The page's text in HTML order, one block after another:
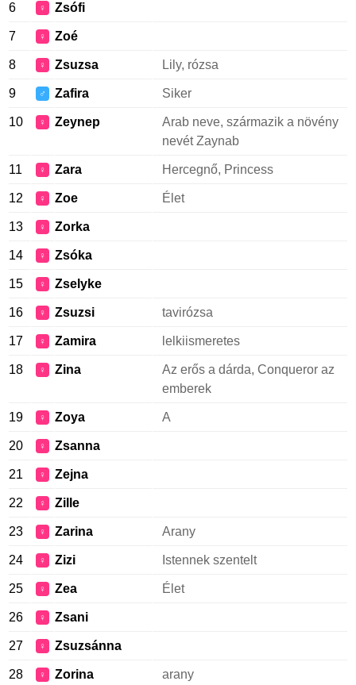
6 ♀ Zsófi
7 ♀ Zoé
8 ♀ Zsuzsa Lily, rózsa
9 ♂ Zafira Siker
10 ♀ Zeynep
Arab neve, származik a növény
nevét Zaynab
11 ♀ Zara Hercegnő, Princess
12 ♀ Zoe Élet
13 ♀ Zorka
14 ♀ Zsóka
15 ♀ Zselyke
16 ♀ Zsuzsi tavirózsa
17 ♀ Zamira lelkiismeretes
18 ♀ Zina
Az erős a dárda, Conqueror az
emberek
19 ♀ Zoya A
20 ♀ Zsanna
21 ♀ Zejna
22 ♀ Zille
23 ♀ Zarina Arany
24 ♀ Zizi Istennek szentelt
25 ♀ Zea Élet
26 ♀ Zsani
27 ♀ Zsuzsánna
28 ♀ Zorina arany